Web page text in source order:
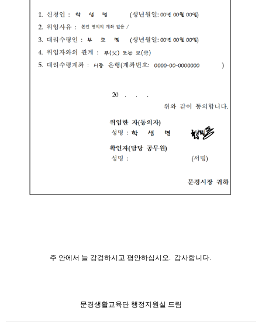
주 안에서 늘 강겅하시고 평안하십시오. 감사합니다.
문경생활교육단 행정지원실 드림